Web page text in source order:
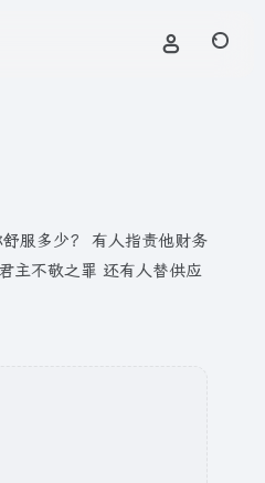
服多少？ 有人指责他财务
主不敬之罪 还有人替供应